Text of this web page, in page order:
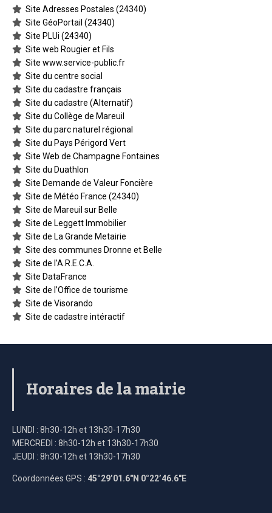
Site Adresses Postales (24340)
Site GéoPortail (24340)
Site PLUi (24340)
Site web Rougier et Fils
Site www.service-public.fr
Site du centre social
Site du cadastre français
Site du cadastre (Alternatif)
Site du Collège de Mareuil
Site du parc naturel régional
Site du Pays Périgord Vert
Site Web de Champagne Fontaines
Site du Duathlon
Site Demande de Valeur Foncière
Site de Météo France (24340)
Site de Mareuil sur Belle
Site de Leggett Immobilier
Site de La Grande Metairie
Site des communes Dronne et Belle
Site de l’A.R.E.C.A.
Site DataFrance
Site de l’Office de tourisme
Site de Visorando
Site de cadastre intéractif
Horaires de la mairie
LUNDI : 8h30-12h et 13h30-17h30
MERCREDI : 8h30-12h et 13h30-17h30
JEUDI : 8h30-12h et 13h30-17h30
Coordonnées GPS : 45°29’01.6″N 0°22’46.6″E